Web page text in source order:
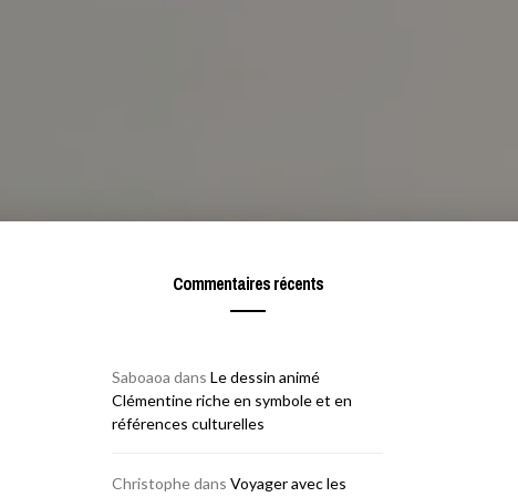
Commentaires récents
Saboaoa dans Le dessin animé
Clémentine riche en symbole et en
références culturelles
Christophedans Voyager avec les